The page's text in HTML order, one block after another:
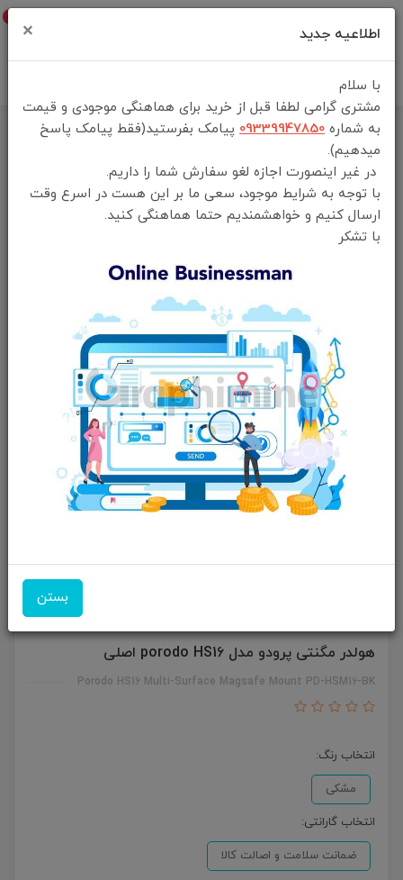
خانه فهرست محصولات هولدر مگنتی پرودو مدل porodo HS16 اصلی
هولدر مگنتی پرودو مدل porodo HS16 اصلی
Porodo HS16 Multi-Surface Magsafe Mount PD-HSM16-BK
انتخاب رنگ:
مشکی
انتخاب گارانتی:
ضمانت سلامت و اصالت کالا
اطلاعیه جدید ×
با سلام
مشتری گرامی لطفا قبل از خرید برای هماهنگی موجودی و قیمت
به شماره 09339947850 پیامک بفرستید(فقط پیامک پاسخ
میدهیم).
در غیر اینصورت اجازه لغو سفارش شما را داریم.
با توجه به شرایط موجود، سعی ما بر این هست در اسرع وقت
ارسال کنیم و خواهشمندیم حتما هماهنگی کنید.
با تشکر
بستن